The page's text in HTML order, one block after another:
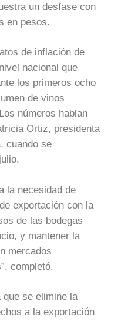
un desfase con
en pesos.
de inflación de
nacional que
los primeros ocho
de vinos
números hablan
Ortiz, presidenta
cuando se
la necesidad de
exportación con la
de las bodegas
y mantener la
mercados
completó.
que se elimine la
a la exportación